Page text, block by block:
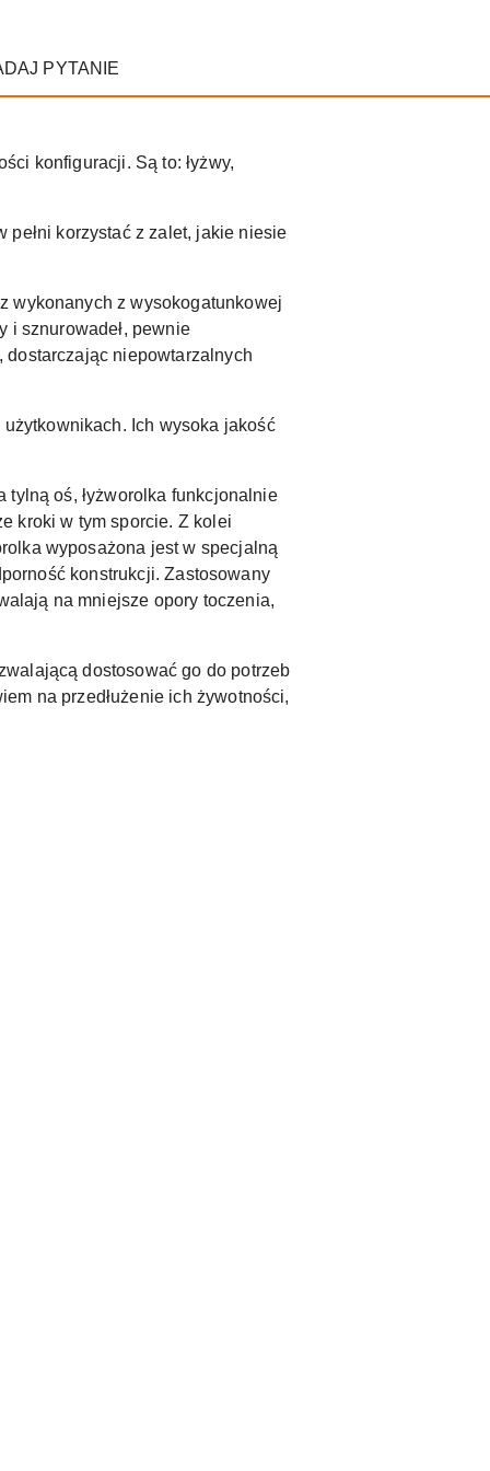
PYTANIE
konfiguracji. Są to: łyżwy,
korzystać z zalet, jakie niesie
wykonanych z wysokogatunkowej
i sznurowadeł, pewnie
dostarczając niepowtarzalnych
Ich wysoka jakość
tylną oś, łyżworolka funkcjonalnie
kroki w tym sporcie. Z kolei
wyposażona jest w specjalną
konstrukcji. Zastosowany
na mniejsze opory toczenia,
dostosować go do potrzeb
na przedłużenie ich żywotności,